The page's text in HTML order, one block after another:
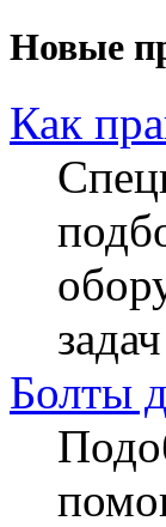
Новые
Как
задач
Болты